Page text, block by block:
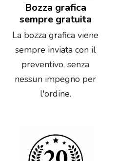
Bozza grafica
sempre gratuita
La bozza grafica viene
sempre inviata con il
preventivo, senza
nessun impegno per
l'ordine.